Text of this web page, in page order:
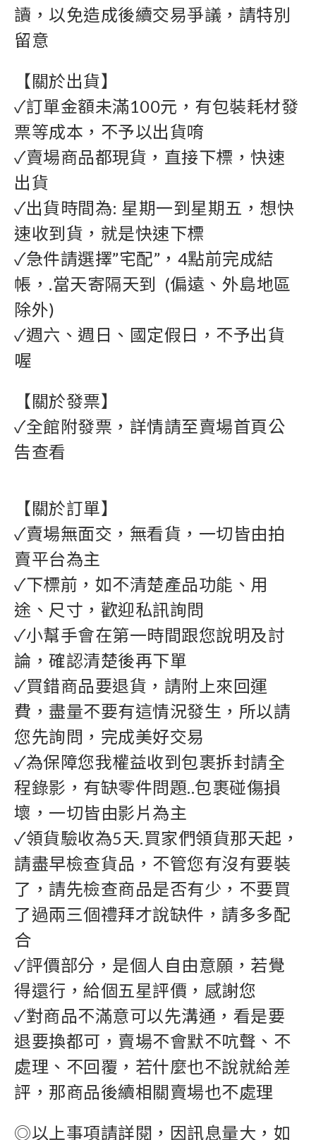
讀，以免造成後續交易爭議，請特別
留意
【關於出貨】
✓訂單金額未滿100元，有包裝耗材發
票等成本，不予以出貨唷
✓賣場商品都現貨，直接下標，快速
出貨
✓出貨時間為: 星期一到星期五，想快
速收到貨，就是快速下標
✓急件請選擇”宅配”，4點前完成結
帳，.當天寄隔天到  (偏遠、外島地區
除外)
✓週六、週日、國定假日，不予出貨
喔
【關於發票】
✓全館附發票，詳情請至賣場首頁公
告查看
【關於訂單】
✓賣場無面交，無看貨，一切皆由拍
賣平台為主
✓下標前，如不清楚產品功能、用
途、尺寸，歡迎私訊詢問
✓小幫手會在第一時間跟您說明及討
論，確認清楚後再下單
✓買錯商品要退貨，請附上來回運
費，盡量不要有這情況發生，所以請
您先詢問，完成美好交易
✓為保障您我權益收到包裹拆封請全
程錄影，有缺零件問題..包裹碰傷損
壞，一切皆由影片為主
✓領貨驗收為5天.買家們領貨那天起，
請盡早檢查貨品，不管您有沒有要裝
了，請先檢查商品是否有少，不要買
了過兩三個禮拜才說缺件，請多多配
合
✓評價部分，是個人自由意願，若覺
得還行，給個五星評價，感謝您
✓對商品不滿意可以先溝通，看是要
退要換都可，賣場不會默不吭聲、不
處理、不回覆，若什麼也不說就給差
評，那商品後續相關賣場也不處理
◎以上事項請詳閱，因訊息量大，如